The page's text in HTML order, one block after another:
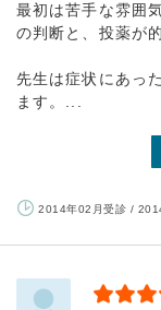
最初は苦手な雰囲
の判断と、投薬が
先生は症状にあっ
ます。...
2014年02月受診 /